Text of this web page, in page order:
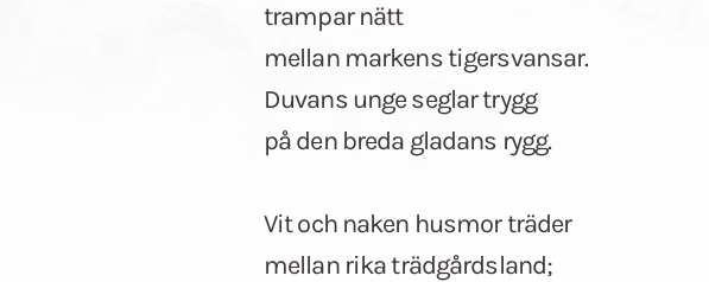
trampar nätt
mellan markens tigersvansar.
Duvans unge seglar trygg
på den breda gladans rygg.
Vit och naken husmor träder
mellan rika trädgårdsland;